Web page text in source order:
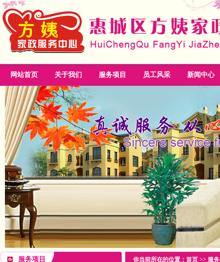
网站首页 关于我们 服务项目 员工风采 新闻中心
服务项目 你当前所在的位置： 首页 >> 服